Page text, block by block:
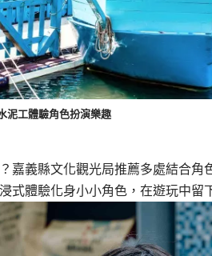
工體驗角色扮演樂趣
嘉義縣文化觀光局推薦多處結合角
式體驗化身小小角色，在遊玩中留